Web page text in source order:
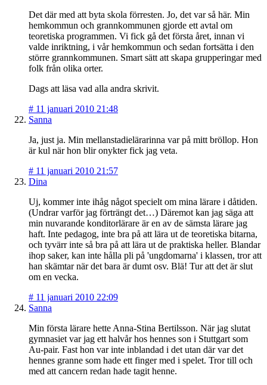
Det där med att byta skola förresten. Jo, det var så här. Min
hemkommun och grannkommunen gjorde ett avtal om
teoretiska programmen. Vi fick gå det första året, innan vi
valde inriktning, i vår hemkommun och sedan fortsätta i den
större grannkommunen. Smart sätt att skapa grupperingar med
folk från olika orter.
Dags att läsa vad alla andra skrivit.
# 11 januari 2010 21:48
Sanna
Ja, just ja. Min mellanstadielärarinna var på mitt bröllop. Hon
är kul när hon blir onykter fick jag veta.
# 11 januari 2010 21:57
Dina
Uj, kommer inte ihåg något specielt om mina lärare i dåtiden.
(Undrar varför jag förträngt det…) Däremot kan jag säga att
min nuvarande konditorlärare är en av de sämsta lärare jag
haft. Inte pedagog, inte bra på att lära ut de teoretiska bitarna,
och tyvärr inte så bra på att lära ut de praktiska heller. Blandar
ihop saker, kan inte hålla pli på 'ungdomarna' i klassen, tror att
han skämtar när det bara är dumt osv. Blä! Tur att det är slut
om en vecka.
# 11 januari 2010 22:09
Sanna
Min första lärare hette Anna-Stina Bertilsson. När jag slutat
gymnasiet var jag ett halvår hos hennes son i Stuttgart som
Au-pair. Fast hon var inte inblandad i det utan där var det
hennes granne som hade ett finger med i spelet. Tror till och
med att cancern redan hade tagit henne.